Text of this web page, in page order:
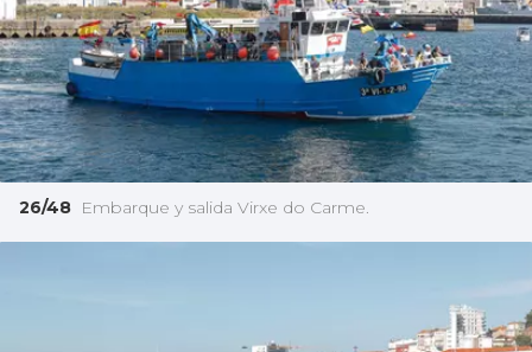
26/48 Embarque y salida Virxe do Carme.